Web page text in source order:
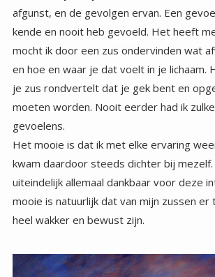
afgunst, en de gevolgen ervan. Een
kende en nooit heb gevoeld. Het heeft
mocht ik door een zus ondervinden wat
en hoe en waar je dat voelt in je lichaam.
je zus rondvertelt dat je gek bent en
moeten worden. Nooit eerder had ik
gevoelens.
Het mooie is dat ik met elke ervaring
kwam daardoor steeds dichter bij
uiteindelijk allemaal dankbaar voor deze
mooie is natuurlijk dat van mijn zussen er
heel wakker en bewust zijn.